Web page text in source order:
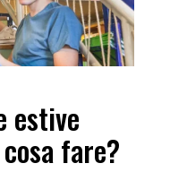
estive
fare?